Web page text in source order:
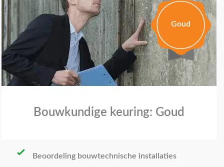
Goud
Bouwkundige keuring: Goud
Beoordeling bouwtechnische installaties